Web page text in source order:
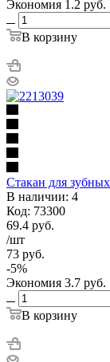
Экономия 1.2 руб.
В корзину
Стакан для
В наличии: 4
Код: 73300
69.4 руб.
/шт
73 руб.
-5%
Экономия 3.7 руб.
В корзину